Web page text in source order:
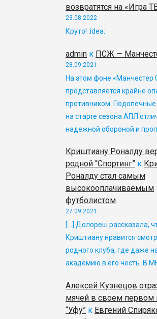
возвратятся на «Игра
23.08.2022
Круто! :idea:
admin к ПСЖ —
28.09.2021
На этом фоне «Манчестер
представляется крайне
противником.
на старте сезона АПЛ
надежной обороной и
Криштиану Роналду
родной “Спортинг” к
Роналду стал самым
высокооплачиваемым
футболистом
27.09.2021
[…] Долореш рассказала,
Криштиану нравится
родного клуба, где даже
академию в его честь. В
Алексей Кузнецов
мячей в своем первом
“Уфу” к Евгений